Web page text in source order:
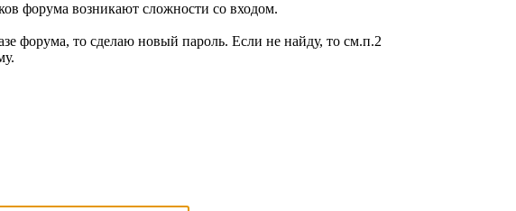
форума возникают сложности со входом.
форума, то сделаю новый пароль. Если не найду, то см.п.2